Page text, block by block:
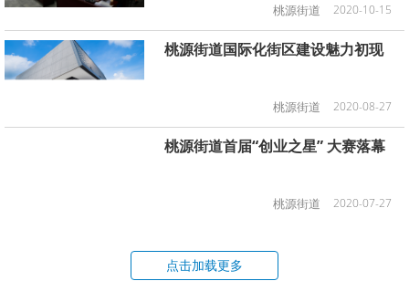
桃源街道 2020-10-15
桃源街道国际化街区建设魅力初现
桃源街道 2020-08-27
桃源街道首届“创业之星” 大赛落幕
桃源街道 2020-07-27
点击加载更多